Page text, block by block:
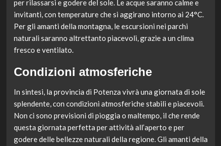
per rilassarsi e godere del sole. Le acque saranno calme e
invitanti, con temperature che si aggirano intorno ai 24°C.
Per gli amanti della montagna, le escursioni nei parchi
naturali saranno altrettanto piacevoli, grazie a un clima
fresco e ventilato.
Condizioni atmosferiche
In sintesi, la provincia di Potenza vivrà una giornata di sole
splendente, con condizioni atmosferiche stabili e piacevoli.
Non ci sono previsioni di pioggia o maltempo, il che rende
questa giornata perfetta per attività all’aperto e per
godere delle bellezze naturali della regione. Gli amanti della